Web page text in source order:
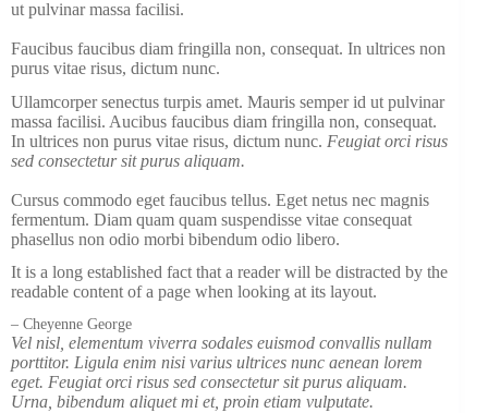
ut pulvinar massa facilisi.
Faucibus faucibus diam fringilla non, consequat. In ultrices non
purus vitae risus, dictum nunc.
Ullamcorper senectus turpis amet. Mauris semper id ut pulvinar
massa facilisi. Aucibus faucibus diam fringilla non, consequat.
In ultrices non purus vitae risus, dictum nunc. Feugiat orci risus
sed consectetur sit purus aliquam.
Cursus commodo eget faucibus tellus. Eget netus nec magnis
fermentum. Diam quam quam suspendisse vitae consequat
phasellus non odio morbi bibendum odio libero.
It is a long established fact that a reader will be distracted by the
readable content of a page when looking at its layout.
– Cheyenne George
Vel nisl, elementum viverra sodales euismod convallis nullam
porttitor. Ligula enim nisi varius ultrices nunc aenean lorem
eget. Feugiat orci risus sed consectetur sit purus aliquam.
Urna, bibendum aliquet mi et, proin etiam vulputate.